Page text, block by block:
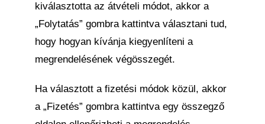
kiválasztotta az átvételi módot, akkor a
„Folytatás” gombra kattintva választani tud,
hogy hogyan kívánja kiegyenlíteni a
megrendelésének végösszegét.
Ha választott a fizetési módok közül, akkor
a „Fizetés” gombra kattintva egy összegző